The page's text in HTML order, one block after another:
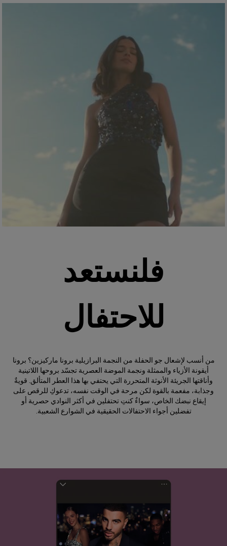
فلنستعد
للاحتفال
من أنسب لإشعال جو الحفلة من النجمة البرازيلية برونا ماركيزين؟ برونا
أيقونة الأزياء والممثلة ونجمة الموضة العصرية تجسّد بروحها اللاتينية
وأناقتها الجريئة الأنوثة المتحررة التي يحتفي بها هذا العطر المتألق. قويةٌ
وجذابة، مفعمة بالقوة لكن مرحة في الوقت نفسه، تدعوكِ للرقص على
إيقاع نبضك الخاص، سواءٌ كنتِ تحتفلين في أكثر النوادي حصرية أو
تفضلين أجواء الاحتفالات الحقيقية في الشوارع الشعبية.